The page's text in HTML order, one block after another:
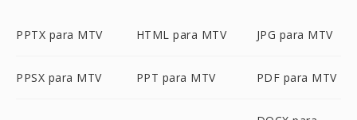
PPTX para MTV HTML para MTV JPG para MTV
PPSX para MTV PPT para MTV PDF para MTV